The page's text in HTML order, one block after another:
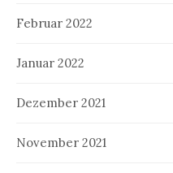
Februar 2022
Januar 2022
Dezember 2021
November 2021